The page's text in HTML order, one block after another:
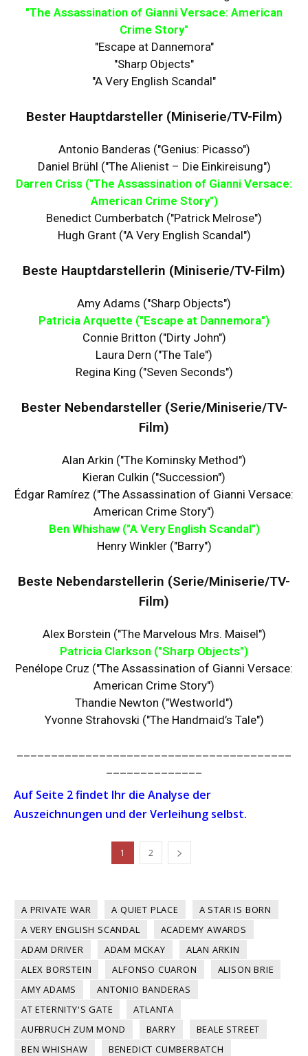
"The Assassination of Gianni Versace: American
Crime Story"
"Escape at Dannemora"
"Sharp Objects"
"A Very English Scandal"
Bester Hauptdarsteller (Miniserie/TV-Film)
Antonio Banderas ("Genius: Picasso")
Daniel Brühl ("The Alienist – Die Einkireisung")
Darren Criss ("The Assassination of Gianni Versace:
American Crime Story")
Benedict Cumberbatch ("Patrick Melrose")
Hugh Grant ("A Very English Scandal")
Beste Hauptdarstellerin (Miniserie/TV-Film)
Amy Adams ("Sharp Objects")
Patricia Arquette ("Escape at Dannemora")
Connie Britton ("Dirty John")
Laura Dern ("The Tale")
Regina King ("Seven Seconds")
Bester Nebendarsteller (Serie/Miniserie/TV-
Film)
Alan Arkin ("The Kominsky Method")
Kieran Culkin ("Succession")
Édgar Ramírez ("The Assassination of Gianni Versace:
American Crime Story")
Ben Whishaw ("A Very English Scandal")
Henry Winkler ("Barry")
Beste Nebendarstellerin (Serie/Miniserie/TV-
Film)
Alex Borstein ("The Marvelous Mrs. Maisel")
Patricia Clarkson ("Sharp Objects")
Penélope Cruz ("The Assassination of Gianni Versace:
American Crime Story")
Thandie Newton ("Westworld")
Yvonne Strahovski ("The Handmaid’s Tale")
Auf Seite 2 findet Ihr die Analyse der
Auszeichnungen und der Verleihung selbst.
1 2
A PRIVATE WAR A QUIET PLACE
A STAR IS BORN
A VERY ENGLISH SCANDAL
ACADEMY AWARDS
ADAM DRIVER
ADAM MCKAY
ALAN ARKIN
ALEX BORSTEIN
ALFONSO CUARON
ALISON BRIE
AMY ADAMS
ANTONIO BANDERAS
AT ETERNITY'S GATE
ATLANTA
AUFBRUCH ZUM MOND
BARRY
BEALE STREET
BEN WHISHAW
BENEDICT CUMBERBATCH